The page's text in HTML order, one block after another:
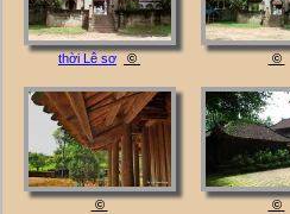
thời Lê sơ ©
©
©
©